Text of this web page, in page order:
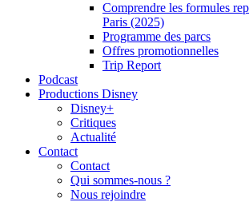
Comprendre les formules
Paris (2025)
Programme des parcs
Offres promotionnelles
Trip Report
Podcast
Productions Disney
Disney+
Critiques
Actualité
Contact
Contact
Qui sommes-nous ?
Nous rejoindre